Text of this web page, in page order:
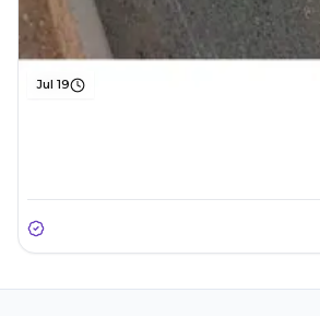
Jul 19